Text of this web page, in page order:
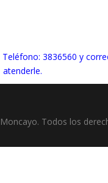
3836560 y
atenderle.
Todos los